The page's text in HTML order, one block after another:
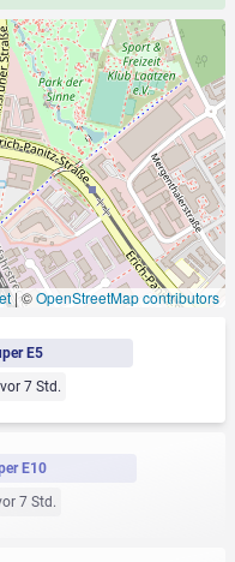
|©OpenStreetMap contributors
E5
vor 7 Std.
E10
7 Std.